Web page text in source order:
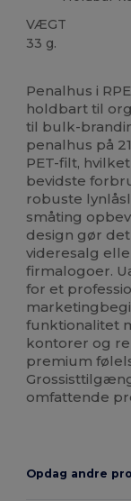
VÆGT
33 g.
Penalhus i
holdbart til
til bulk-
penalhus på
PET-filt,
bevidste
robuste
småting
design gør
videresalg
firmalogoer.
for et
funktionalitet
kontorer og
premium
omfattende
Opdag andre